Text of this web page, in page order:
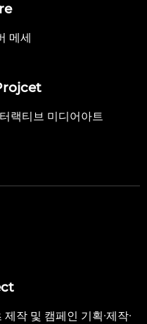
메세
랙티브 미디어아트
작 및 캠페인 기획·제작·